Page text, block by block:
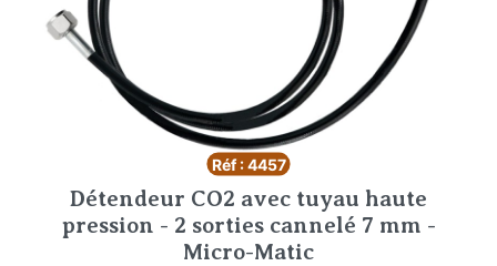
Réf : 4457
Détendeur CO2 avec tuyau haute
pression - 2 sorties cannelé 7 mm -
Micro-Matic